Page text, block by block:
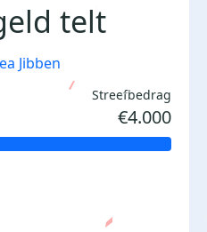
telt
Jibben
Streefbedrag
€4.000